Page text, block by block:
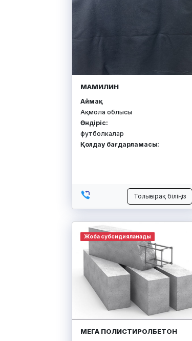
МАМИЛИН
Аймақ:
Ақмола облысы
Өндіріс:
футболкалар
Қолдау бағдарламасы:
Толығырақ біліңіз
Жоба субсидияланады
МЕГА ПОЛИСТИРОЛБЕТОН